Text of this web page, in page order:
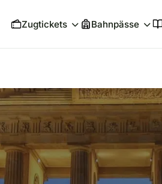
Zugtickets Bahnpässe